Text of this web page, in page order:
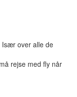
Især over alle de
rejse med fly når